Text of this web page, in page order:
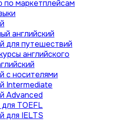
маркетплейсам
английский
для путешествий
английского
с носителями
Intermediate
Advanced
TOEFL
для IELTS